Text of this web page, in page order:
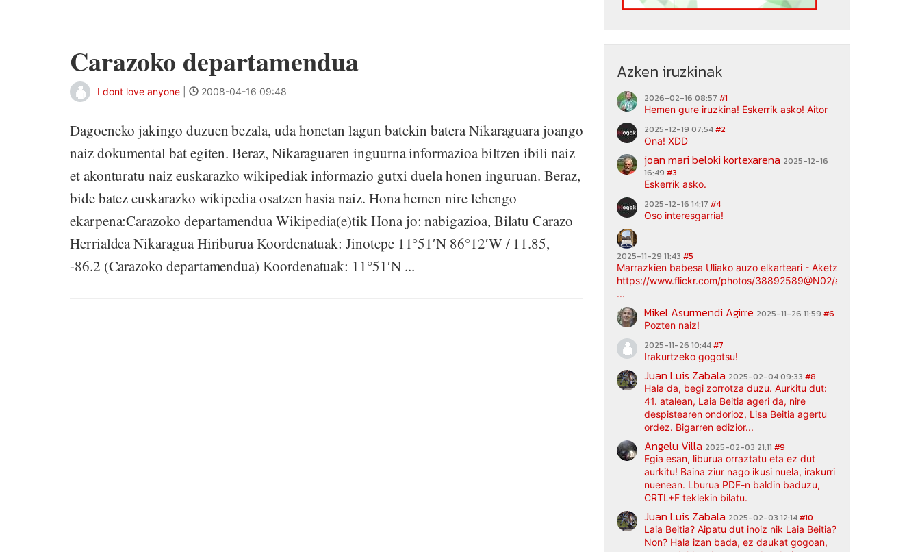
Carazoko departamendua
I dont love anyone 2008-04-16 09:48
Dagoeneko jakingo duzuen bezala, uda honetan lagun batekin batera Nikaraguara joango
naiz dokumental bat egiten. Beraz, Nikaraguaren inguurna informazioa biltzen ibili naiz
et akonturatu naiz euskarazko wikipediak informazio gutxi duela honen inguruan. Beraz,
bide batez euskarazko wikipedia osatzen hasia naiz. Hona hemen nire lehengo
ekarpena:Carazoko departamendua Wikipedia(e)tik Hona jo: nabigazioa, Bilatu Carazo
Herrialdea Nikaragua Hiriburua Koordenatuak: Jinotepe 11°51′N 86°12′W / 11.85,
-86.2 (Carazoko departamendua) Koordenatuak: 11°51′N ...
Azken iruzkinak
2026-02-16 08:57 #1
Hemen gure iruzkina! Eskerrik asko! Aitor
2025-12-19 07:54#2
Ona! XDD
joan mari beloki kortexarena 2025-12-16
16:49 #3
Eskerrik asko.
2025-12-16 14:17 #4
Oso interesgarria!
2025-11-29 11:43 #5
Marrazkien babesa Uliako auzo elkarteari - Aketz etxea (argazki
https://www.flickr.com/photos/38892589@N02/albums/
...
Mikel Asurmendi Agirre 2025-11-26 11:59 #6
Pozten naiz!
2025-11-26 10:44#7
Irakurtzeko gogotsu!
Juan Luis Zabala 2025-02-04 09:33 #8
Hala da, begi zorrotza duzu. Aurkitu dut:
41. atalean, Laia Beitia ageri da, nire
despistearen ondorioz, Lisa Beitia agertu
ordez. Bigarren edizior...
Angelu Villa 2025-02-03 21:11 #9
Egia esan, liburua orraztatu eta ez dut
aurkitu! Baina ziur nago ikusi nuela, irakurri
nuenean. Lburua PDF-n baldin baduzu,
CRTL+F teklekin bilatu.
Juan Luis Zabala 2025-02-03 12:14#10
Laia Beitia? Aipatu dut inoiz nik Laia Beitia?
Non? Hala izan bada, ez daukat gogoan,